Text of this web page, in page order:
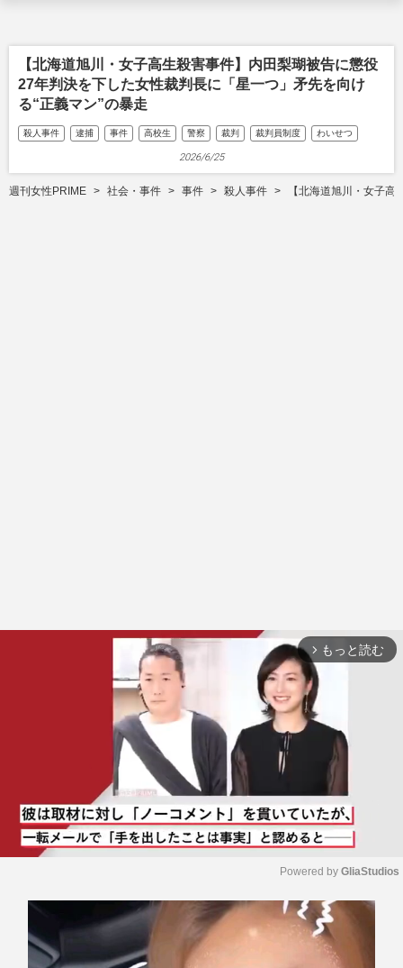
【北海道旭川・女子高生殺害事件】内田梨瑚被告に懲役
27年判決を下した女性裁判長に「星一つ」矛先を向け
る“正義マン”の暴走
殺人事件 逮捕 事件 高校生 警察 裁判 裁判員制度 わいせつ
2026/6/25
週刊女性PRIME 社会・事件 事件 殺人事件 【北海道旭川・女子
arrow_forward_ios もっと読む
M
e
Powered by GliaStudios